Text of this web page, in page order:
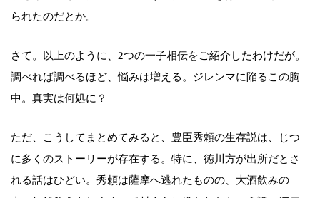
られたのだとか。
さて。以上のように、2つの一子相伝をご紹介したわけだが。
調べれば調べるほど、悩みは増える。ジレンマに陥るこの胸
中。真実は何処に？
ただ、こうしてまとめてみると、豊臣秀頼の生存説は、じつ
に多くのストーリーが存在する。特に、徳川方が出所だとさ
れる話はひどい。秀頼は薩摩へ逃れたものの、大酒飲みの